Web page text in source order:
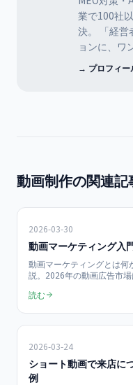
業で100社
決。 「経営
ョンに、ワ
→ プロフィー
動画制作の関連記
2026-03-30
動画マーケティング入
動画マーケティングとは何
説。2026年の動画広告市
の成功パターン、ROI計算
読む
2026-03-24
ショート動画で来店に
例